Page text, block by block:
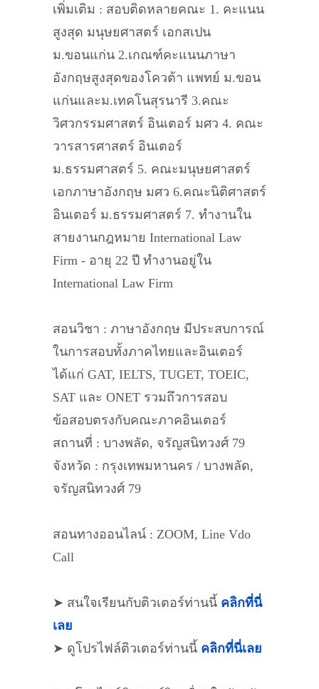
เพิ่มเติม : สอบติดหลายคณะ 1. คะแนน
สูงสุด มนุษยศาสตร์ เอกสเปน
ม.ขอนแก่น 2.เกณฑ์คะแนนภาษา
อังกฤษสูงสุดของโควต้า แพทย์ ม.ขอน
แก่นและม.เทคโนสุรนารี 3.คณะ
วิศวกรรมศาสตร์ อินเตอร์ มศว 4. คณะ
วารสารศาสตร์ อินเตอร์
ม.ธรรมศาสตร์ 5. คณะมนุษยศาสตร์
เอกภาษาอังกฤษ มศว 6.คณะนิติศาสตร์
อินเตอร์ ม.ธรรมศาสตร์ 7. ทำงานใน
สายงานกฎหมาย International Law
Firm - อายุ 22 ปี ทำงานอยู่ใน
International Law Firm
สอนวิชา : ภาษาอังกฤษ มีประสบการณ์
ในการสอบทั้งภาคไทยและอินเตอร์
ได้แก่ GAT, IELTS, TUGET, TOEIC,
SAT และ ONET รวมถึวการสอบ
ข้อสอบตรงกับคณะภาคอินเตอร์
สถานที่ : บางพลัด, จรัญสนิทวงศ์ 79
จังหวัด : กรุงเทพมหานคร / บางพลัด,
จรัญสนิทวงศ์ 79
สอนทางออนไลน์ : ZOOM, Line Vdo
Call
➤ สนใจเรียนกับติวเตอร์ท่านนี้ คลิกที่นี่
เลย
➤ ดูโปรไฟล์ติวเตอร์ท่านนี้ คลิกที่นี่เลย